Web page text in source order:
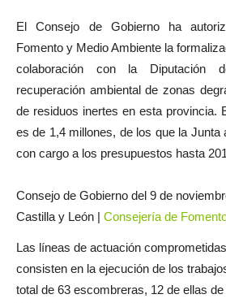
El Consejo de Gobierno ha
Fomento y Medio Ambiente la
colaboración con la Diputación
recuperación ambiental de zonas
de residuos inertes en esta provincia.
es de 1,4 millones, de los que la Junta
con cargo a los presupuestos hasta
Consejo de Gobierno del 9 de
Castilla y León | Consejería de
Las líneas de actuación
consisten en la ejecución de los
total de 63 escombreras, 12 de ellas